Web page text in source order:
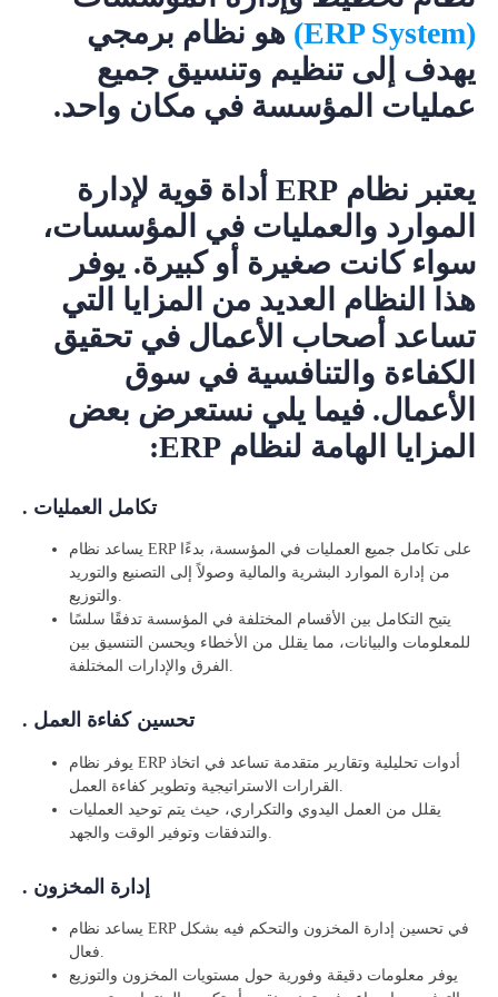
(ERP System)
هو نظام برمجي
يهدف إلى تنظيم وتنسيق جميع
عمليات المؤسسة في مكان واحد.
يعتبر نظام ERP أداة قوية لإدارة
الموارد والعمليات في المؤسسات،
سواء كانت صغيرة أو كبيرة. يوفر
هذا النظام العديد من المزايا التي
تساعد أصحاب الأعمال في تحقيق
الكفاءة والتنافسية في سوق
الأعمال. فيما يلي نستعرض بعض
المزايا الهامة لنظام ERP:
. تكامل العمليات
يساعد نظام ERP على تكامل جميع العمليات في المؤسسة، بدءًا
من إدارة الموارد البشرية والمالية وصولاً إلى التصنيع والتوريد
والتوزيع.
يتيح التكامل بين الأقسام المختلفة في المؤسسة تدفقًا سلسًا
للمعلومات والبيانات، مما يقلل من الأخطاء ويحسن التنسيق بين
الفرق والإدارات المختلفة.
. تحسين كفاءة العمل
يوفر نظام ERP أدوات تحليلية وتقارير متقدمة تساعد في اتخاذ
يقلل من العمل اليدوي والتكراري، حيث يتم توحيد العمليات
. إدارة المخزون
يساعد نظام ERP في تحسين إدارة المخزون والتحكم فيه بشكل
فعال.
يوفر معلومات دقيقة وفورية حول مستويات المخزون والتوزيع